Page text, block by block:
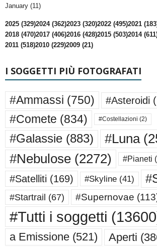
January (11)
2025 (329)2024 (362)2023 (320)2022 (495)2021
2018 (470)2017 (406)2016 (428)2015 (503)2014
2011 (518)2010 (229)2009 (21)
I SOGGETTI PIÙ FOTOGRAFATI
#Ammassi (750) #Asteroidi
#Comete (834) #Costellazioni (2)
#Galassie (883) #Luna
#Nebulose (2272) #Pianeti
#Satelliti (169) #Skyline (41)
#Startrail (67) #Supernovae
#Tutti i soggetti
a Emissione (521) Aperti